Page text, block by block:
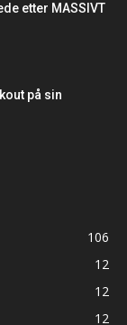
etter MASSIVT
på sin
106
12
12
12